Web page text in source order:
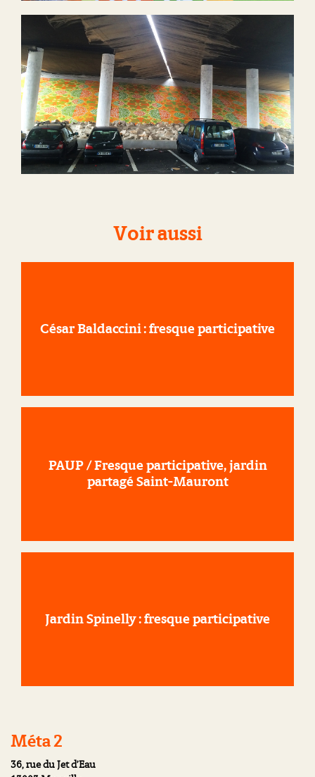
Voir aussi
César Baldaccini : fresque participative
PAUP / Fresque participative, jardin
partagé Saint-Mauront
Jardin Spinelly : fresque participative
Méta 2
36, rue du Jet d’Eau